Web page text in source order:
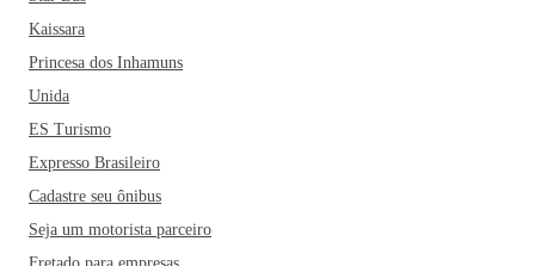
Kaissara
Princesa dos Inhamuns
Unida
ES Turismo
Expresso Brasileiro
Cadastre seu ônibus
Seja um motorista parceiro